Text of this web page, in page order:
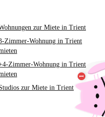
zur Miete in Trient
Zimmer-Wohnung in Trient
Zimmer-Wohnung in Trient
zur Miete in Trient